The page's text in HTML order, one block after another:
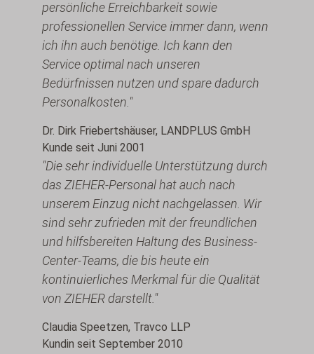
persönliche Erreichbarkeit sowie
professionellen Service immer dann, wenn
ich ihn auch benötige. Ich kann den
Service optimal nach unseren
Bedürfnissen nutzen und spare dadurch
Personalkosten."
Dr. Dirk Friebertshäuser, LANDPLUS GmbH
Kunde seit Juni 2001
"Die sehr individuelle Unterstützung durch
das ZIEHER-Personal hat auch nach
unserem Einzug nicht nachgelassen. Wir
sind sehr zufrieden mit der freundlichen
und hilfsbereiten Haltung des Business-
Center-Teams, die bis heute ein
kontinuierliches Merkmal für die Qualität
von ZIEHER darstellt."
Claudia Speetzen, Travco LLP
Kundin seit September 2010